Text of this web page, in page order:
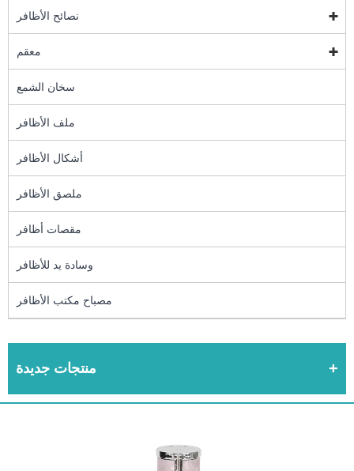
نصائح الأظافر
معقم
سخان الشمع
ملف الأظافر
أشكال الأظافر
ملصق الأظافر
مقصات أظافر
وسادة يد للأظافر
مصباح مكتب الأظافر
منتجات جديدة